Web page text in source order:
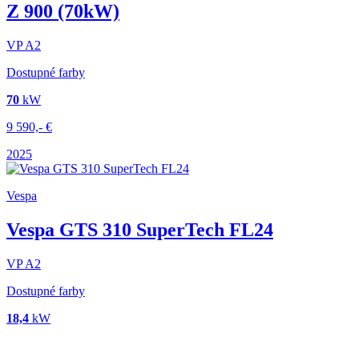
Z 900 (70kW)
VPA2
Dostupné farby
70 kW
9 590,- €
2025
Vespa
Vespa GTS 310 SuperTech FL24
VPA2
Dostupné farby
18,4 kW